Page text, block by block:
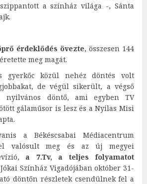
a színház világa -, Sánta
érdeklődés övezte, összesen 144
meg magát.
gyerkőc közül nehéz döntés volt
de végül sikerült, a végső
nyilvános döntő, ami egyben TV
gálaműsor is lesz és a Nyilas Misi
a Békéscsabai Médiacentrum
valósult meg és az új megyei
a 7.Tv, a teljes folyamatot
Színház Vigadójában október 31-
döntőn részletek csendülnek fel a